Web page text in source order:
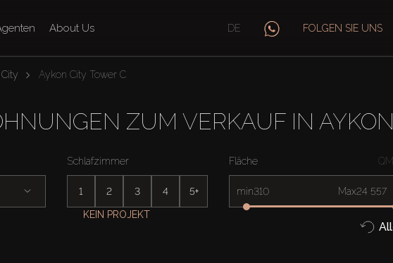
About Us DE FOLGEN SIE UNS
Aykon City Tower C
ZUM VERKAUF IN
Schlafzimmer
1 2 3 4 5+
Fläche QM
min Max
KEIN PROJEKT